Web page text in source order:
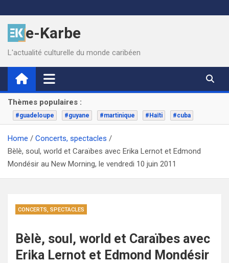
to
contente-Karbe
L'actualité culturelle du monde caribéen
Thèmes populaires :
#guadeloupe #guyane #martinique #Haïti #cuba
Home
Concerts, spectacles
Bèlè, soul, world et Caraïbes avec Erika Lernot et Edmond
Mondésir au New Morning, le vendredi 10 juin 2011
CONCERTS, SPECTACLES
Bèlè, soul, world et Caraïbes avec
Erika Lernot et Edmond Mondésir